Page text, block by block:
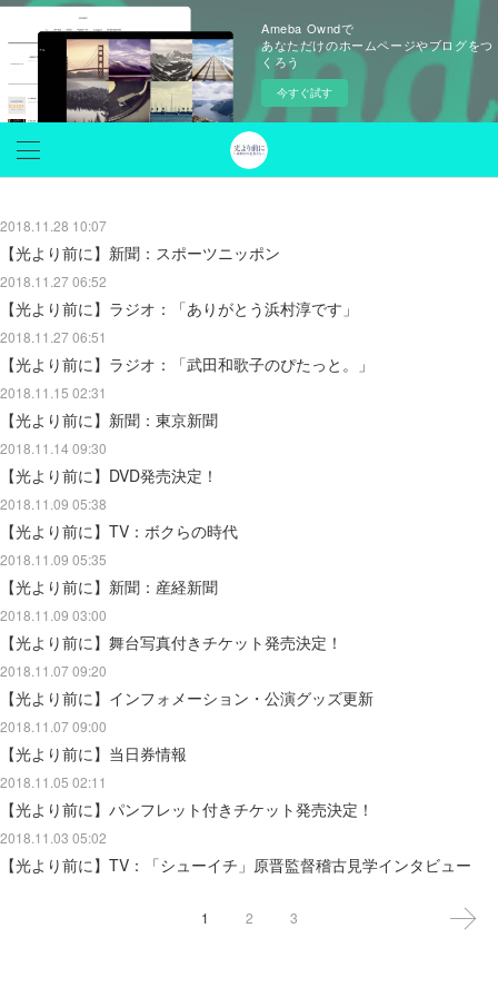
Ameba Owndで
あなただけのホームページやブログをつ
くろう
今すぐ試す
2018.11.28 10:07
【光より前に】新聞：スポーツニッポン
2018.11.27 06:52
【光より前に】ラジオ：「ありがとう浜村淳です」
2018.11.27 06:51
【光より前に】ラジオ：「武田和歌子のぴたっと。」
2018.11.15 02:31
【光より前に】新聞：東京新聞
2018.11.14 09:30
【光より前に】DVD発売決定！
2018.11.09 05:38
【光より前に】TV：ボクらの時代
2018.11.09 05:35
【光より前に】新聞：産経新聞
2018.11.09 03:00
【光より前に】舞台写真付きチケット発売決定！
2018.11.07 09:20
【光より前に】インフォメーション・公演グッズ更新
2018.11.07 09:00
【光より前に】当日券情報
2018.11.05 02:11
【光より前に】パンフレット付きチケット発売決定！
2018.11.03 05:02
【光より前に】TV：「シューイチ」原晋監督稽古見学インタビュー
1 2 3